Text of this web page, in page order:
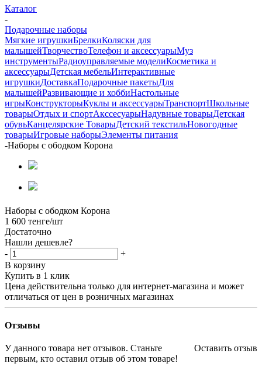
Каталог
-
Подарочные наборы
Мягкие игрушкиБрелкиКоляски для
малышейТворчествоТелефон и аксессуарыМуз
инструментыРадиоуправляемые моделиКосметика и
аксессуарыДетская мебельИнтерактивные
игрушкиДоставкаПодарочные пакетыДля
малышейРазвивающие и хоббиНастольные
игрыКонструкторыКуклы и аксессуарыТранспортШкольные
товарыОтдых и спортАкссесуарыНадувные товарыДетская
обувьКанцелярские ТоварыДетский текстильНовогодные
товарыИгровые наборыЭлементы питания
-Наборы с ободком Корона
Наборы с ободком Корона
1 600 тенге/шт
Достаточно
Нашли дешевле?
-
+
В корзину
Купить в 1 клик
Цена действительна только для интернет-магазина и может
отличаться от цен в розничных магазинах
Отзывы
Оставить отзыв
У данного товара нет отзывов. Станьте
первым, кто оставил отзыв об этом товаре!